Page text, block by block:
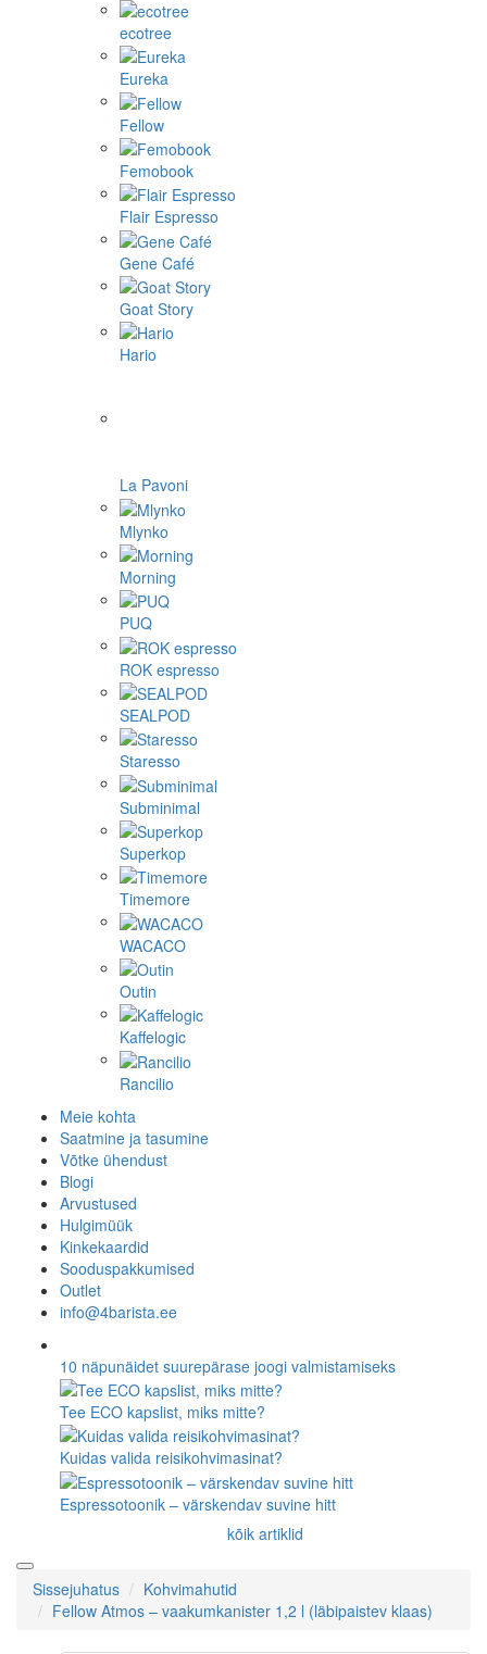
ecotree
Eureka
Fellow
Femobook
Flair Espresso
Gene Café
Goat Story
Hario
La Pavoni
Mlynko
Morning
PUQ
ROK espresso
SEALPOD
Staresso
Subminimal
Superkop
Timemore
WACACO
Outin
Kaffelogic
Rancilio
Meie kohta
Saatmine ja tasumine
Võtke ühendust
Blogi
Arvustused
Hulgimüük
Kinkekaardid
Sooduspakkumised
Outlet
info@4barista.ee
10 näpunäidet suurepärase joogi valmistamiseks
Tee ECO kapslist, miks mitte?
Kuidas valida reisikohvimasinat?
Espressotoonik – värskendav suvine hitt
kõik artiklid
Sissejuhatus
Kohvimahutid
Fellow Atmos – vaakumkanister 1,2 l (läbipaistev klaas)